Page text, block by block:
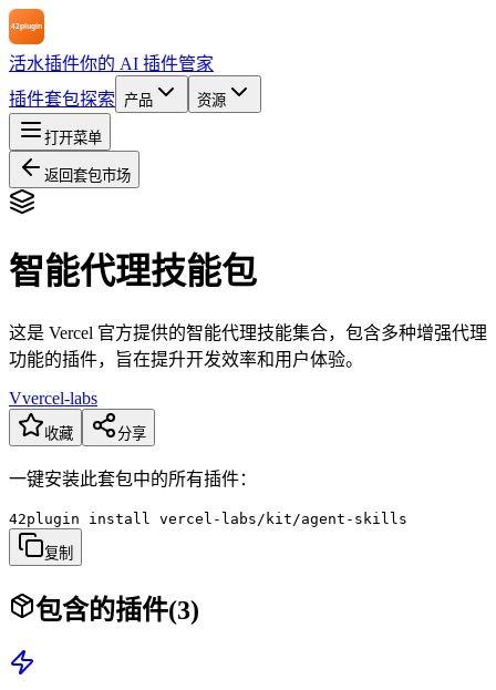
活水插件你的 AI 插件管家
插件套包探索 产品 资源
打开菜单
返回套包市场
智能代理技能包
这是 Vercel 官方提供的智能代理技能集合，包含多种增强代理
功能的插件，旨在提升开发效率和用户体验。
Vvercel-labs
收藏 分享
一键安装此套包中的所有插件：
42plugin install vercel-labs/kit/agent-skills
复制
包含的插件(3)